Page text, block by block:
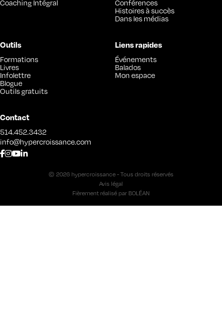
Coaching Intégral
Conférences
Histoires à succès
Dans les médias
Outils
Formations
Livres
Infolettre
Blogue
Outils gratuits
Liens rapides
Événements
Balados
Mon espace
Contact
514.452.3432
info@hypercroissance.com
© 2026 hypercroissance - Tous droits réservés
Avis légal
Fièrement réalisé par BOLÉAN